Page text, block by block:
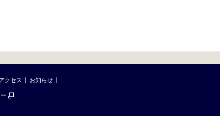
クセス お知らせ